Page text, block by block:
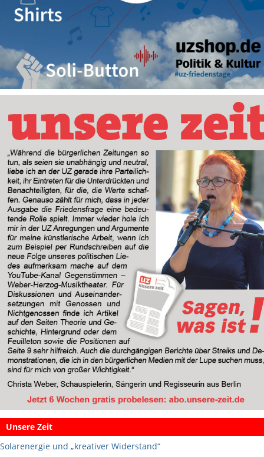
Unsere Zeit
Solarenergie und „kreativer Widerstand“